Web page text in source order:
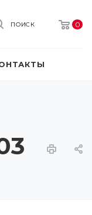
0
ПОИСК